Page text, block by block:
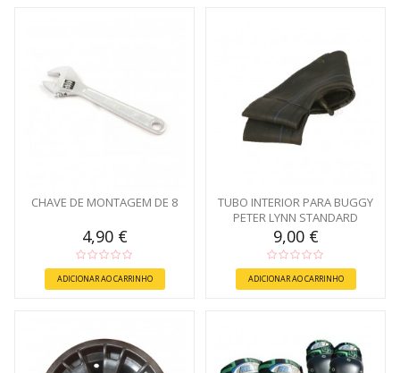
CHAVE DE MONTAGEM DE 8
4,90 €
ADICIONAR AO CARRINHO
TUBO INTERIOR PARA BUGGY
PETER LYNN STANDARD
9,00 €
ADICIONAR AO CARRINHO